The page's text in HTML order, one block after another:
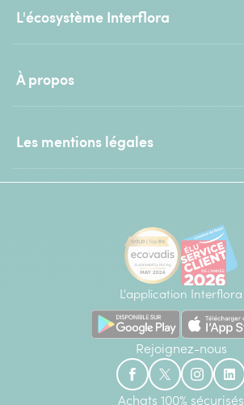
L'écosystème Interflora
À propos
Les mentions légales
L'application Interflora
Rejoignez-nous
Achats 100% sécurisés